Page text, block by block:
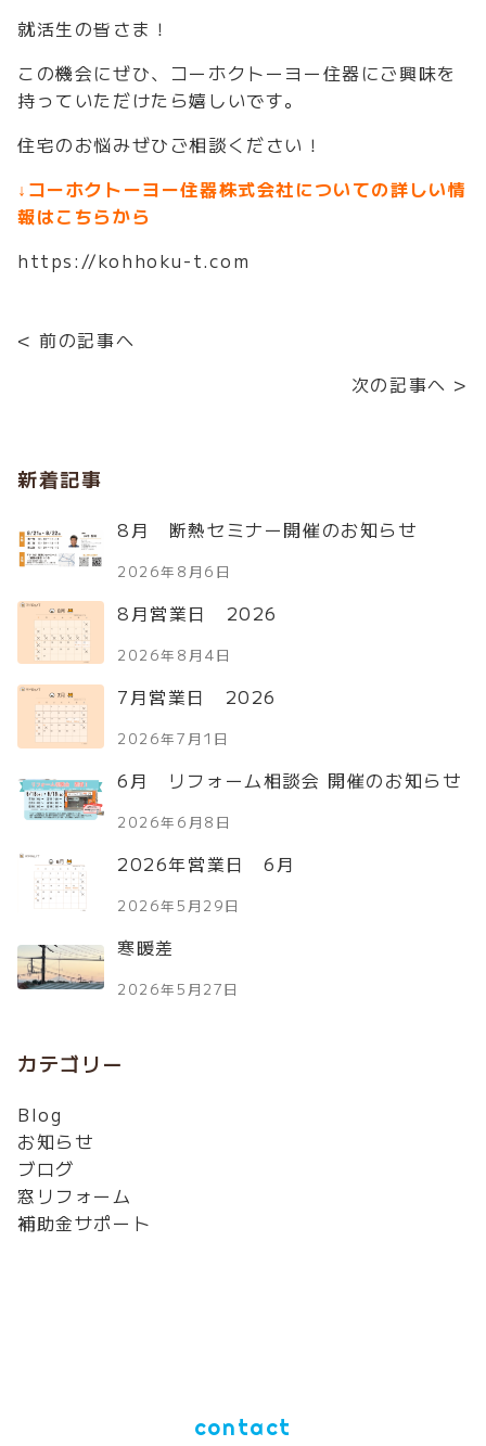
就活生の皆さま！
この機会にぜひ、コーホクトーヨー住器にご興味を
持っていただけたら嬉しいです。
住宅のお悩みぜひご相談ください！
↓コーホクトーヨー住器株式会社についての詳しい情
報はこちらから
https://kohhoku-t.com
< 前の記事へ
次の記事へ >
新着記事
8月 断熱セミナー開催のお知らせ
2026年8月6日
8月営業日 2026
2026年8月4日
7月営業日 2026
2026年7月1日
6月 リフォーム相談会 開催のお知らせ
2026年6月8日
2026年営業日 6月
2026年5月29日
寒暖差
2026年5月27日
カテゴリー
Blog
お知らせ
ブログ
窓リフォーム
補助金サポート
contact